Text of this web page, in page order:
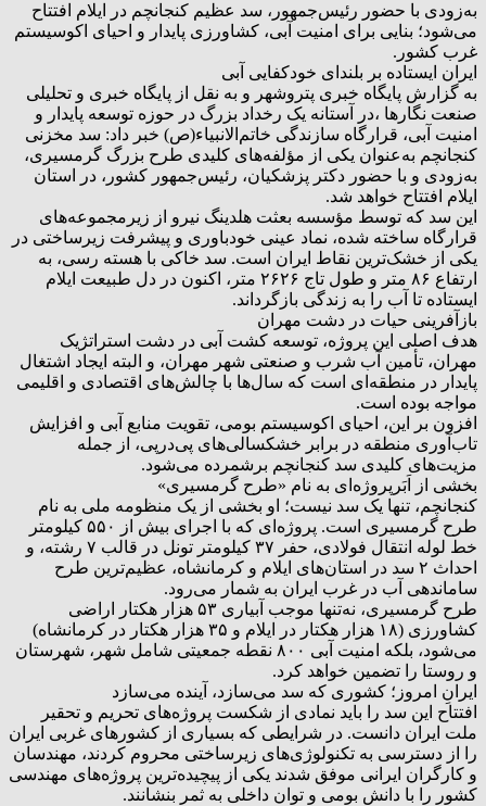
به‌زودی با حضور رئیس‌جمهور، سد عظیم کنجانچم در ایلام افتتاح
می‌شود؛ بنایی برای امنیت آبی، کشاورزی پایدار و احیای اکوسیستم
غرب کشور.
ایران ایستاده بر بلندای خودکفایی آبی
به گزارش پایگاه خبری پتروشهر و به نقل از پایگاه خبری و تحلیلی
صنعت نگارها ،در آستانه یک رخداد بزرگ در حوزه توسعه پایدار و
امنیت آبی، قرارگاه سازندگی خاتم‌الانبیاء(ص) خبر داد: سد مخزنی
کنجانچم به‌عنوان یکی از مؤلفه‌های کلیدی طرح بزرگ گرمسیری،
به‌زودی و با حضور دکتر پزشکیان، رئیس‌جمهور کشور، در استان
ایلام افتتاح خواهد شد.
این سد که توسط مؤسسه بعثت هلدینگ نیرو از زیرمجموعه‌های
قرارگاه ساخته شده، نماد عینی خودباوری و پیشرفت زیرساختی در
یکی از خشک‌ترین نقاط ایران است. سد خاکی با هسته رسی، به
ارتفاع ۸۶ متر و طول تاج ۲۶۲۶ متر، اکنون در دل طبیعت ایلام
ایستاده تا آب را به زندگی بازگرداند.
بازآفرینی حیات در دشت مهران
هدف اصلی این پروژه، توسعه کشت آبی در دشت استراتژیک
مهران، تأمین آب شرب و صنعتی شهر مهران، و البته ایجاد اشتغال
پایدار در منطقه‌ای است که سال‌ها با چالش‌های اقتصادی و اقلیمی
مواجه بوده است.
افزون بر این، احیای اکوسیستم بومی، تقویت منابع آبی و افزایش
تاب‌آوری منطقه در برابر خشکسالی‌های پی‌درپی، از جمله
مزیت‌های کلیدی سد کنجانچم برشمرده می‌شود.
بخشی از اَبَرپروژه‌ای به نام «طرح گرمسیری»
کنجانچم، تنها یک سد نیست؛ او بخشی از یک منظومه ملی به نام
طرح گرمسیری است. پروژه‌ای که با اجرای بیش از ۵۵۰ کیلومتر
خط لوله انتقال فولادی، حفر ۳۷ کیلومتر تونل در قالب ۷ رشته، و
احداث ۲ سد در استان‌های ایلام و کرمانشاه، عظیم‌ترین طرح
ساماندهی آب در غرب ایران به شمار می‌رود.
طرح گرمسیری، نه‌تنها موجب آبیاری ۵۳ هزار هکتار اراضی
کشاورزی (۱۸ هزار هکتار در ایلام و ۳۵ هزار هکتار در کرمانشاه)
می‌شود، بلکه امنیت آبی ۸۰۰ نقطه جمعیتی شامل شهر، شهرستان
و روستا را تضمین خواهد کرد.
ایرانِ امروز؛ کشوری که سد می‌سازد، آینده می‌سازد
افتتاح این سد را باید نمادی از شکست پروژه‌های تحریم و تحقیر
ملت ایران دانست. در شرایطی که بسیاری از کشورهای غربی ایران
را از دسترسی به تکنولوژی‌های زیرساختی محروم کردند، مهندسان
و کارگران ایرانی موفق شدند یکی از پیچیده‌ترین پروژه‌های مهندسی
کشور را با دانش بومی و توان داخلی به ثمر بنشانند.